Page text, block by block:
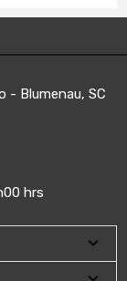
- Blumenau, SC
hrs